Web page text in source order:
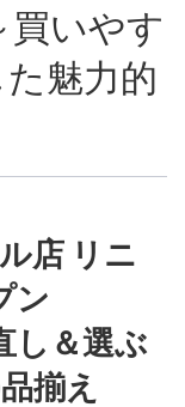
買いやす
魅力的
店 リニ
ン
し＆選ぶ
揃え